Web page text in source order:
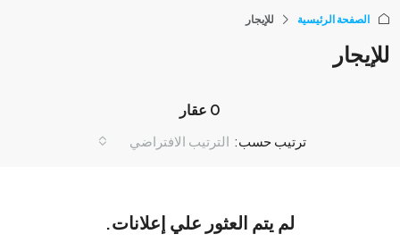
الصفحة الرئيسية للإيجار
للإيجار
0 عقار
ترتيب حسب: الترتيب الافتراضي
لم يتم العثور علي إعلانات.